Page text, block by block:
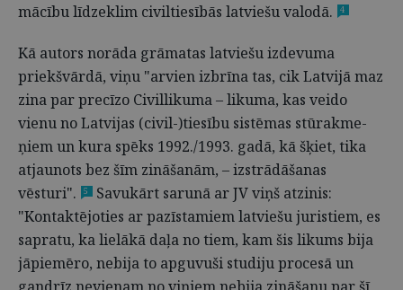
mācību līdzeklim civiltiesībās latviešu valodā.
4
Kā autors norāda grāmatas latviešu izdevuma
priekšvārdā, viņu "arvien izbrīna tas, cik Latvijā maz
zina par precīzo Civillikuma – likuma, kas veido
vienu no Latvijas (civil-)tiesību sistēmas stūrakme­
ņiem un kura spēks 1992./1993. gadā, kā šķiet, tika
atjaunots bez šīm zināšanām, – izstrādāšanas
vēsturi".
5
Savukārt sarunā ar JV viņš atzinis:
"Kontaktējoties ar pazīstamiem latviešu juristiem, es
sapratu, ka lielākā daļa no tiem, kam šis likums bija
jāpiemēro, nebija to apguvuši studiju procesā un